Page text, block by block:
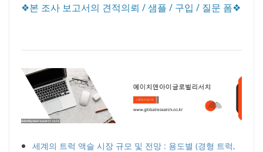
❖본 조사 보고서의 견적의뢰 / 샘플 / 구입 / 질문 폼❖
세계의 트럭 액슬 시장 규모 및 전망 : 용도별 (경형 트럭,